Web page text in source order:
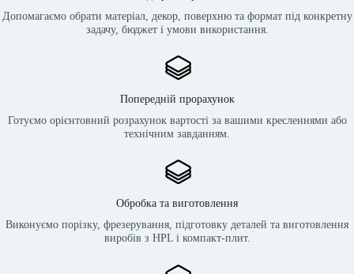
Допомагаємо обрати матеріал, декор, поверхню та формат під конкретну
задачу, бюджет і умови використання.
Попередній прорахунок
Готуємо орієнтовний розрахунок вартості за вашими кресленнями або
технічним завданням.
Обробка та виготовлення
Виконуємо порізку, фрезерування, підготовку деталей та виготовлення
виробів з HPL і компакт-плит.